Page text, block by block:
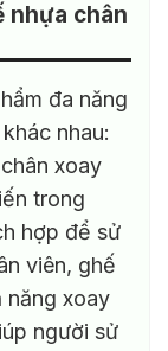
nhựa chân
đa năng
nhau:
xoay
trong
hợp để sử
viên, ghế
năng xoay
người sử